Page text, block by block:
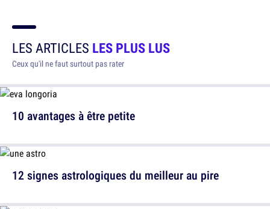
LES ARTICLES LES PLUS LUS
Ceux qu'il ne faut surtout pas rater
10 avantages à être petite
12 signes astrologiques du meilleur au pire